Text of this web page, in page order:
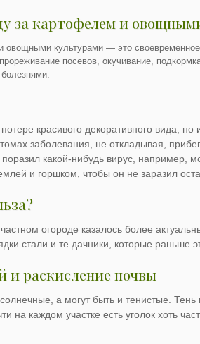
за картофелем и
овощными культурами — это
посевов, окучивание,
потере красивого декоративного вида,
заболевания, не откладывая,
какой-нибудь вирус, например,
и горшком, чтобы он не заразил
огороде казалось более
стали и те дачники, которые раньше
и раскисление почвы
а могут быть и тенистые.
на каждом участке есть уголок хоть